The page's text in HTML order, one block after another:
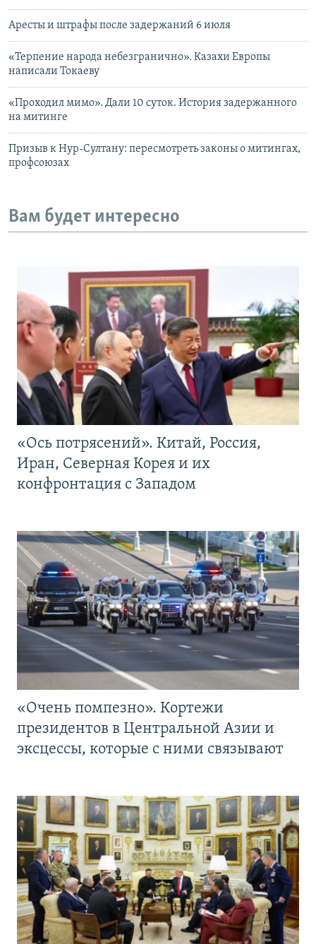
Аресты и штрафы после задержаний 6 июля
«Терпение народа небезгранично». Казахи Европы
написали Токаеву
«Проходил мимо». Дали 10 суток. История задержанного
на митинге
Призыв к Нур-Султану: пересмотреть законы о митингах,
профсоюзах
Вам будет интересно
«Ось потрясений». Китай, Россия,
Иран, Северная Корея и их
конфронтация с Западом
«Очень помпезно». Кортежи
президентов в Центральной Азии и
эксцессы, которые с ними связывают